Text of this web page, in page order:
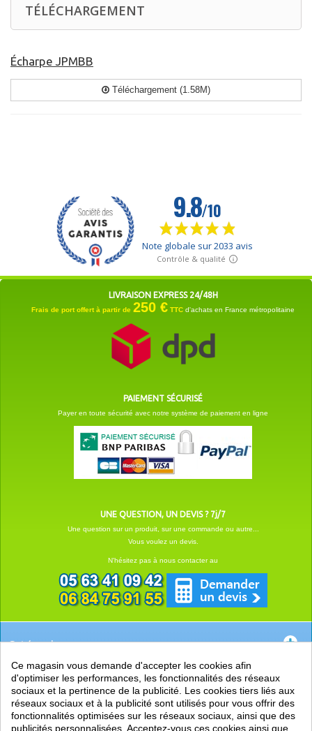
TÉLÉCHARGEMENT
Écharpe JPMBB
Téléchargement (1.58M)
LIVRAISON EXPRESS 24/48H
Frais de port offert à partir de 250 € TTC d'achats en France métropolitaine
PAIEMENT SÉCURISÉ
Payer en toute sécurité avec notre système de paiement en ligne
UNE QUESTION, UN DEVIS ? 7j/7
Une question sur un produit, sur une commande ou autre...
Vous voulez un devis.
N'hésitez pas à nous contacter au
Catégories
EN SAVOIR +
PRATIQUE
LIENS
Ce magasin vous demande d'accepter les cookies afin
d'optimiser les performances, les fonctionnalités des réseaux
sociaux et la pertinence de la publicité. Les cookies tiers liés aux
réseaux sociaux et à la publicité sont utilisés pour vous offrir des
fonctionnalités optimisées sur les réseaux sociaux, ainsi que des
publicités personnalisées. Acceptez-vous ces cookies ainsi que